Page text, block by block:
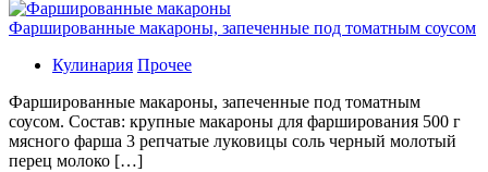
Фаршированные макароны, запеченные под томатным соусом
Кулинария Прочее
Фаршированные макароны, запеченные под томатным
соусом. Состав: крупные макароны для фарширования 500 г
мясного фарша 3 репчатые луковицы соль черный молотый
перец молоко […]